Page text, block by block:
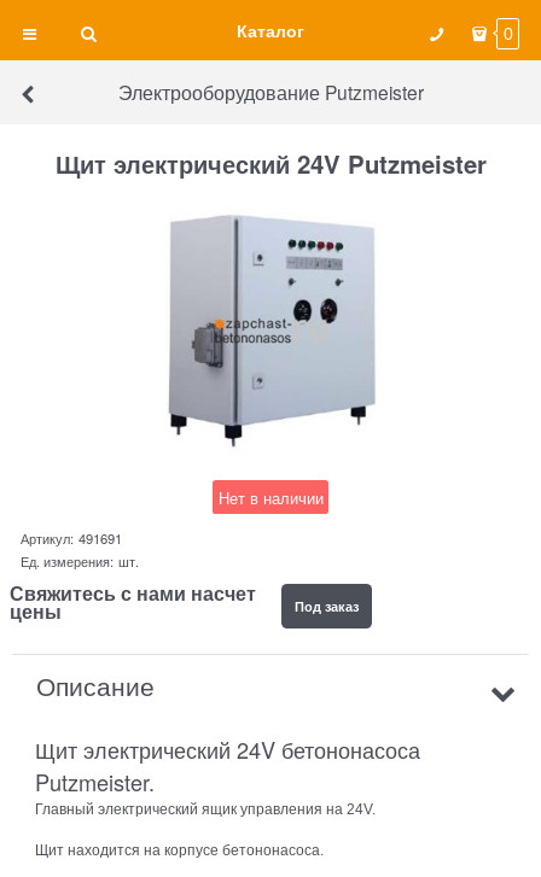
Каталог 0
Электрооборудование Putzmeister
Щит электрический 24V Putzmeister
Нет в наличии
Артикул: 491691
Ед. измерения: шт.
Свяжитесь с нами насчет
цены Под заказ
Описание
Щит электрический 24V бетононасоса
Putzmeister.
Главный электрический ящик управления на 24V.
Щит находится на корпусе бетононасоса.